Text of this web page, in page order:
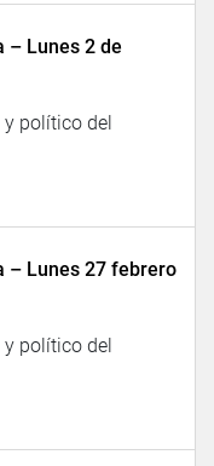
– Lunes 2 de
político del
– Lunes 27 febrero
político del